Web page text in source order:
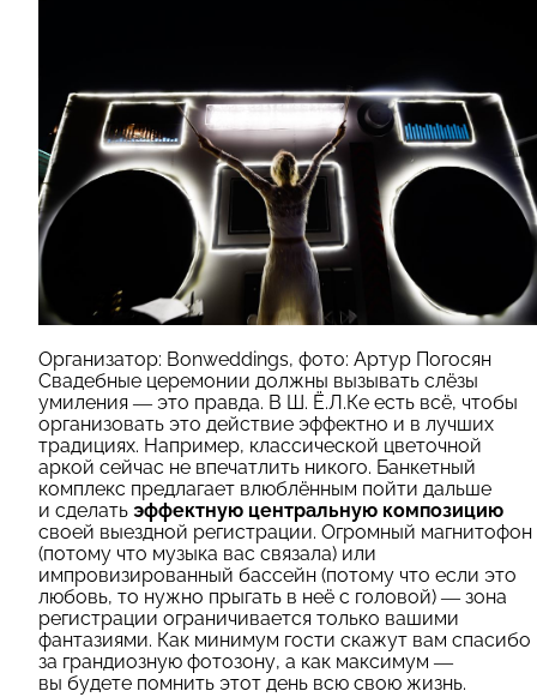
Организатор: Bonweddings, фото: Артур Погосян
Свадебные церемонии должны вызывать слёзы
умиления — это правда. В Ш. Ё.Л.Ке есть всё, чтобы
организовать это действие эффектно и в лучших
традициях. Например, классической цветочной
аркой сейчас не впечатлить никого. Банкетный
комплекс предлагает влюблённым пойти дальше
и сделать эффектную центральную композицию
своей выездной регистрации. Огромный магнитофон
(потому что музыка вас связала) или
импровизированный бассейн (потому что если это
любовь, то нужно прыгать в неё с головой) — зона
регистрации ограничивается только вашими
фантазиями. Как минимум гости скажут вам спасибо
за грандиозную фотозону, а как максимум —
вы будете помнить этот день всю свою жизнь.